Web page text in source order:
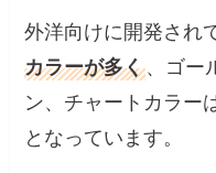
外洋向けに開発され
カラーが多く、ゴー
ン、チャートカラー
となっています。